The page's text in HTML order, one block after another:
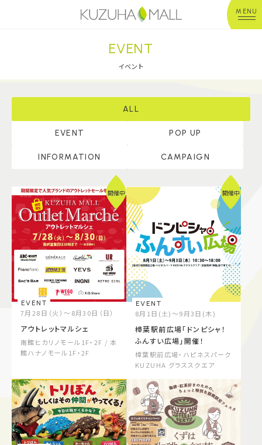
MENU
平 日：10:00~20:00
※店舗により異なる
ショップニュース
イベント
キッズ＆ベビー
施設案内
アクセス＆駐車場
よくあるご質問
スタッフ募集
プライバシーポリシー
Follow US
EVENT
イベント
ALL
EVENT POP UP
INFORMATION CAMPAIGN
開催中
EVENT
7月28日（火）～8月30日（日）
アウトレットマルシェ
南館ヒカリノモール1F・2F / 本
館ハナノモール1F・2F
開催中
EVENT
8月1日(土)～9月3日(木)
樟葉駅前広場「ドンピシャ！
ふんすい広場」開催！
樟葉駅前広場・ハピネスパーク
KUZUHA グラススクエア